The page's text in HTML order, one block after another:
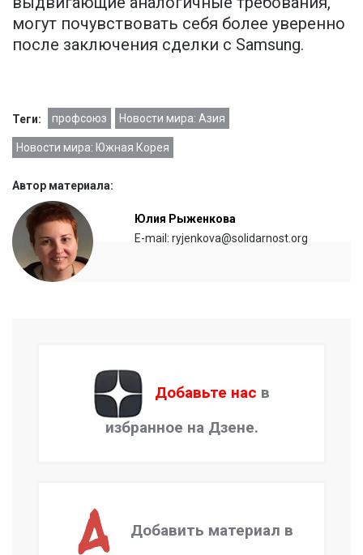
могут почувствовать себя более уверенно
после заключения сделки с Samsung.
Теги: профсоюз Новости мира: Азия
Новости мира: Южная Корея
Автор материала:
Юлия Рыженкова
E-mail: ryjenkova@solidarnost.org
Добавьте нас в
избранное на Дзене.
Добавить материал в